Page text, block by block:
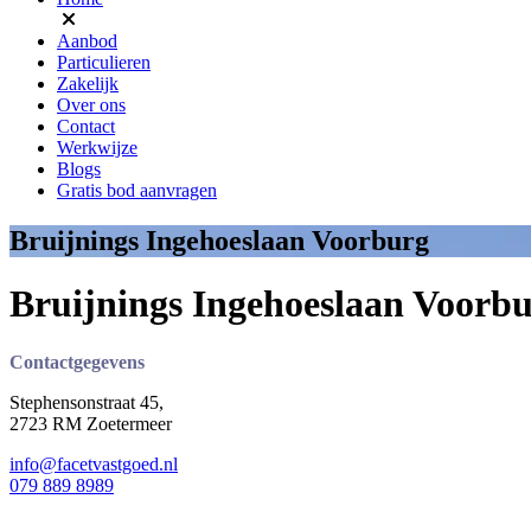
Aanbod
Particulieren
Zakelijk
Over ons
Contact
Werkwijze
Blogs
Gratis bod aanvragen
Bruijnings Ingehoeslaan Voorburg
Bruijnings Ingehoeslaan
Contactgegevens
Stephensonstraat 45,
2723 RM Zoetermeer
info@facetvastgoed.nl
079 889 8989